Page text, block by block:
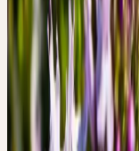
essentielle est
Contexte historique
DU THYM